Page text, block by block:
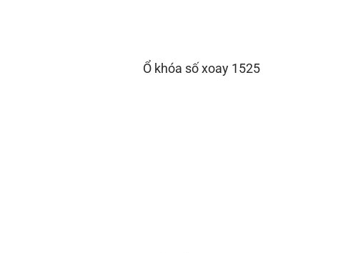
Ổ khóa số xoay 1525